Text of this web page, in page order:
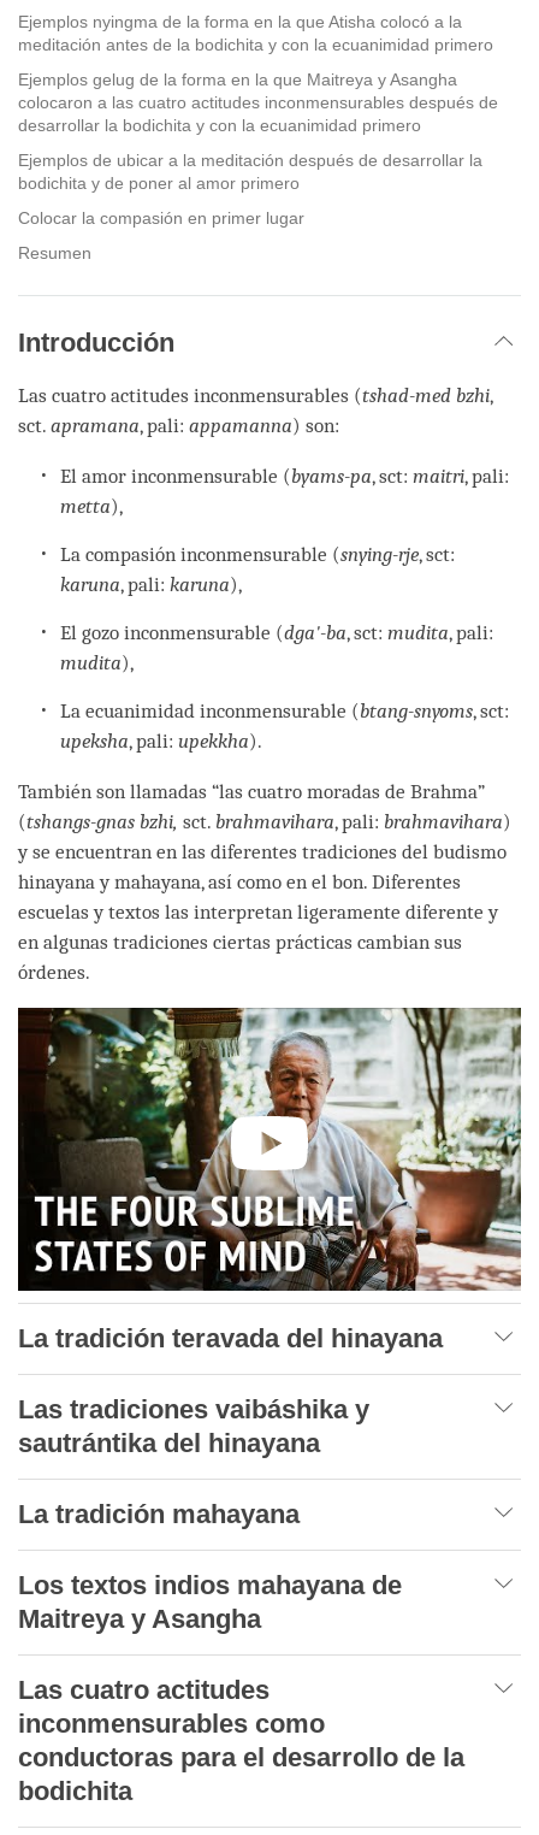
Ejemplos nyingma de la forma en la que Atisha colocó a la
meditación antes de la bodichita y con la ecuanimidad primero
Ejemplos gelug de la forma en la que Maitreya y Asangha
colocaron a las cuatro actitudes inconmensurables después de
desarrollar la bodichita y con la ecuanimidad primero
Ejemplos de ubicar a la meditación después de desarrollar la
bodichita y de poner al amor primero
Colocar la compasión en primer lugar
Resumen
Introducción
Las cuatro actitudes inconmensurables (tshad-med bzhi,
sct. apramana, pali: appamanna) son:
El amor inconmensurable (byams-pa, sct:maitri, pali:
metta),
La compasión inconmensurable (snying-rje, sct:
karuna, pali: karuna),
El gozo inconmensurable (dga'-ba, sct:mudita, pali:
mudita),
La ecuanimidad inconmensurable (btang-snyoms, sct:
upeksha, pali:upekkha).
También son llamadas “las cuatro moradas de Brahma”
(tshangs-gnas bzhi, sct. brahmavihara, pali: brahmavihara)
y se encuentran en las diferentes tradiciones del budismo
hinayana y mahayana, así como en el bon. Diferentes
escuelas y textos las interpretan ligeramente diferente y
en algunas tradiciones ciertas prácticas cambian sus
órdenes.
La tradición teravada del hinayana
Las tradiciones vaibáshika y
sautrántika del hinayana
La tradición mahayana
Los textos indios mahayana de
Maitreya y Asangha
Las cuatro actitudes
inconmensurables como
conductoras para el desarrollo de la
bodichita